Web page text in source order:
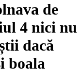
de
4 nici nu
dacă
boala